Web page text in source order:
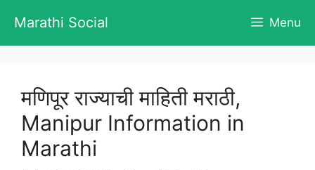
content
Marathi Social Menu
मणिपूर राज्याची माहिती मराठी,
Manipur Information in
Marathi